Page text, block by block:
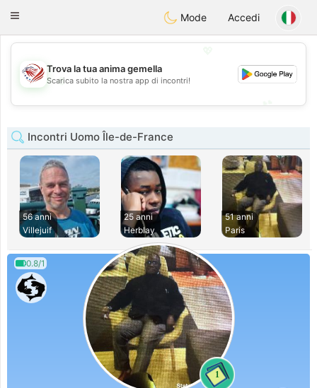
StatesDating
Toggle
Mode Accedi
💖
💕
Trova la tua anima gemella
Scarica subito la nostra app di incontri!
Incontri Uomo Île-de-France
56 anni
Villejuif
25 anni
Herblay
51 anni
Paris
0.8/1
1